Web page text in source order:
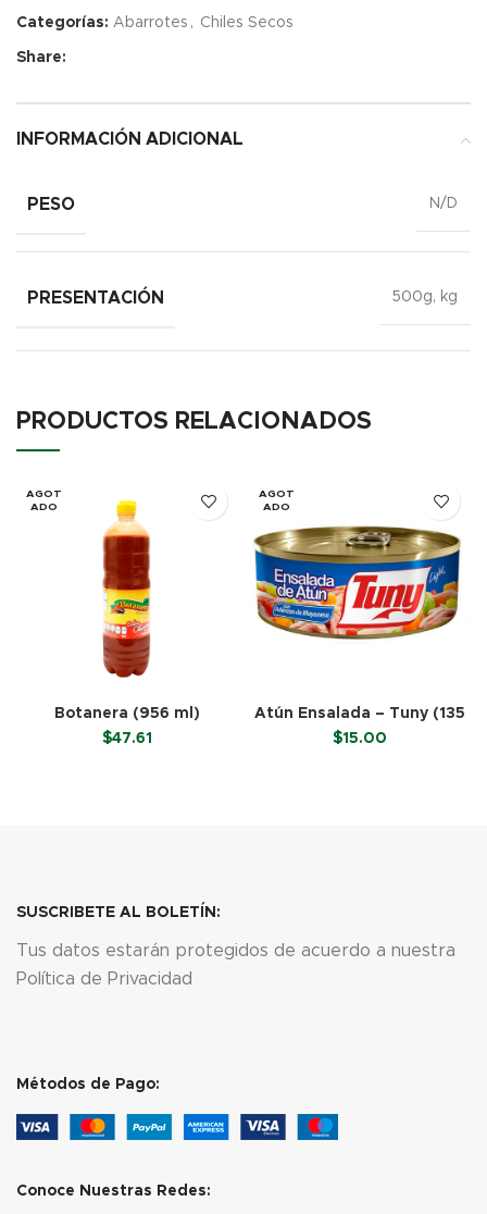
Categorías: Abarrotes , Chiles Secos
Share:
INFORMACIÓN ADICIONAL
PESO N/D
PRESENTACIÓN 500g, kg
PRODUCTOS RELACIONADOS
AGOT
ADO
Botanera (956 ml)
$47.61
AGOT
ADO
Atún Ensalada – Tuny (135
g)
$15.00
SUSCRIBETE AL BOLETÍN:
Tus datos estarán protegidos de acuerdo a nuestra
Política de Privacidad
Métodos de Pago:
Conoce Nuestras Redes: